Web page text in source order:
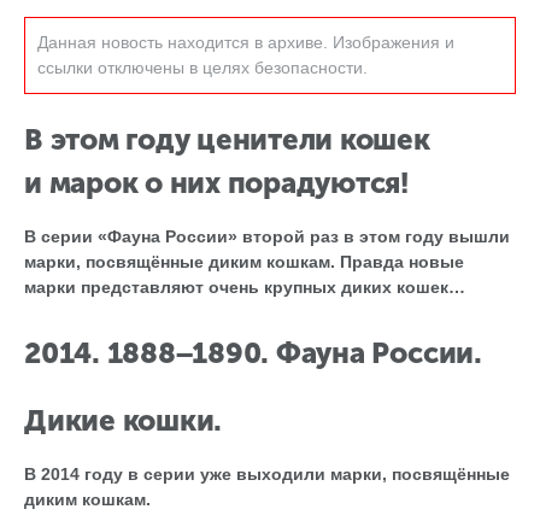
Данная новость находится в архиве. Изображения и
ссылки отключены в целях безопасности.
В этом году ценители кошек
и марок о них порадуются!
В серии «Фауна России» второй раз в этом году вышли
марки, посвящённые диким кошкам. Правда новые
марки представляют очень крупных диких кошек…
2014. 1888−1890. Фауна России.
Дикие кошки.
В 2014 году в серии уже выходили марки, посвящённые
диким кошкам.